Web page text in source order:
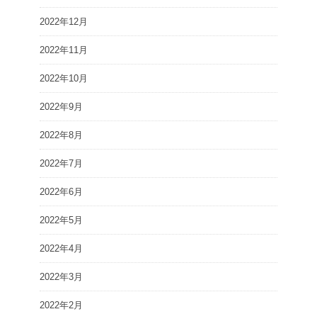
2022年12月
2022年11月
2022年10月
2022年9月
2022年8月
2022年7月
2022年6月
2022年5月
2022年4月
2022年3月
2022年2月